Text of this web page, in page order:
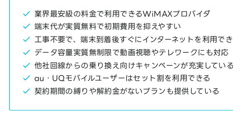
業界最安級の料金で利用できるWiMAXプロバイダ
端末代が実質無料で初期費用を抑えやすい
工事不要で、端末到着後すぐにインターネットを利用で
データ容量実質無制限で動画視聴やテレワークにも対応
他社回線からの乗り換え向けキャンペーンが充実している
au・UQモバイルユーザーはセット割を利用できる
契約期間の縛りや解約金がないプランも提供している